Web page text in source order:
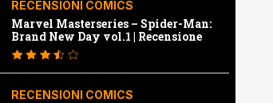
RECENSIONI COMICS
Marvel Masterseries – Spider-Man:
Brand New Day vol.1 | Recensione
RECENSIONI COMICS